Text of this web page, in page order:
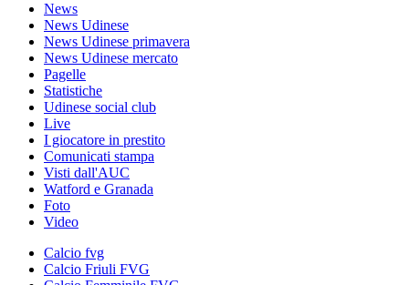
News
News Udinese
News Udinese primavera
News Udinese mercato
Pagelle
Statistiche
Udinese social club
Live
I giocatore in prestito
Comunicati stampa
Visti dall'AUC
Watford e Granada
Foto
Video
Calcio fvg
Calcio Friuli FVG